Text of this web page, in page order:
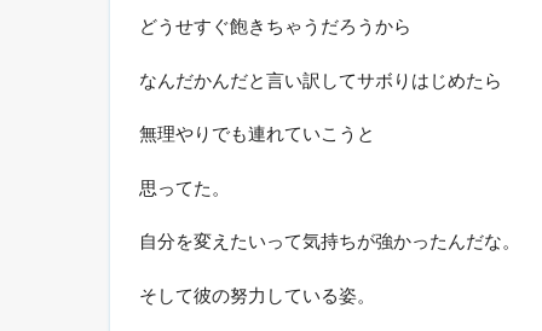
どうせすぐ飽きちゃうだろうから
なんだかんだと言い訳してサボりはじめたら
無理やりでも連れていこうと
思ってた。
自分を変えたいって気持ちが強かったんだな。
そして彼の努力している姿。